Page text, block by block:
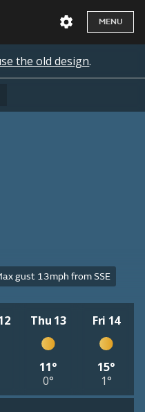
MENU
the old design.
gust 13mph from SSE
Thu 13
11°
0°
Fri 14
15°
1°